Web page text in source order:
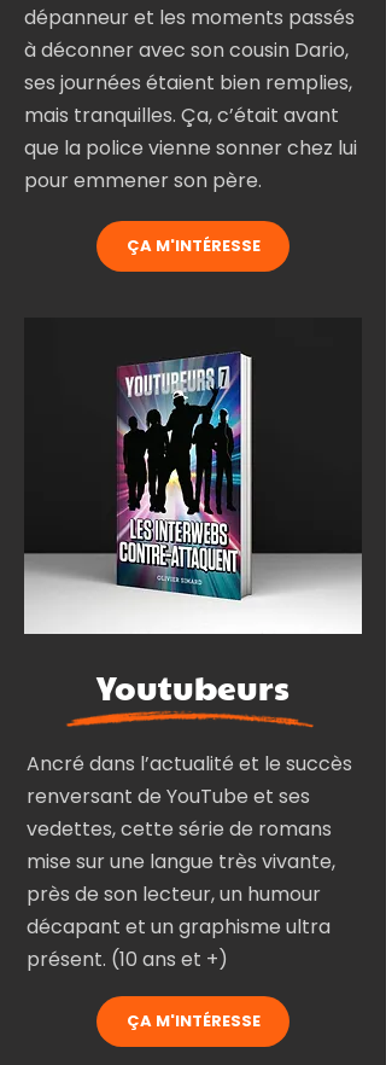
dépanneur et les moments passés
à déconner avec son cousin Dario,
ses journées étaient bien remplies,
mais tranquilles. Ça, c’était avant
que la police vienne sonner chez lui
pour emmener son père.
ÇA M'INTÉRESSE
Youtubeurs
Ancré dans l’actualité et le succès
renversant de YouTube et ses
vedettes, cette série de romans
mise sur une langue très vivante,
près de son lecteur, un humour
décapant et un graphisme ultra
présent. (10 ans et +)
ÇA M'INTÉRESSE